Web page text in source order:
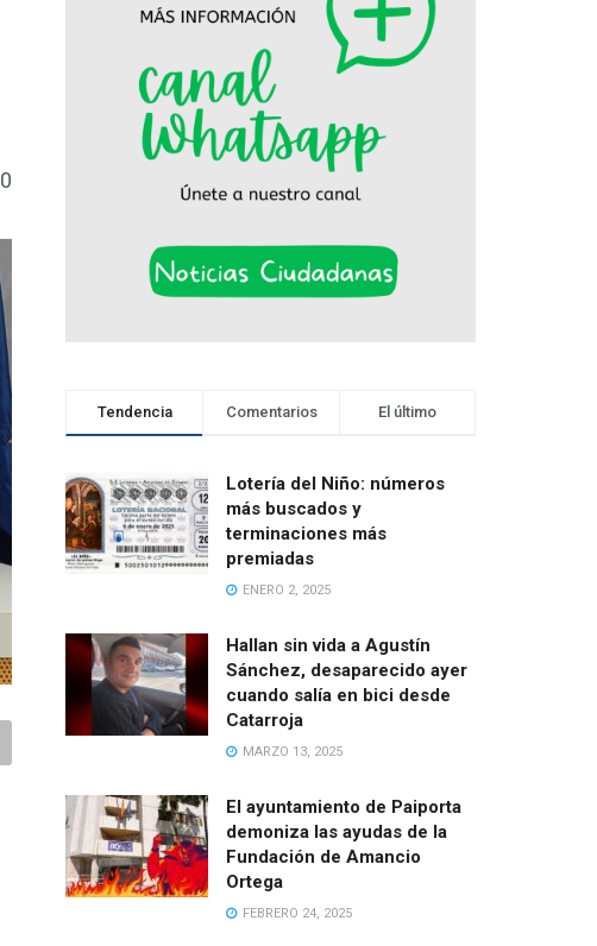
0
Tendencia Comentarios El último
Lotería del Niño: números
más buscados y
terminaciones más
premiadas
ENERO 2, 2025
Hallan sin vida a Agustín
Sánchez, desaparecido ayer
cuando salía en bici desde
Catarroja
MARZO 13, 2025
El ayuntamiento de Paiporta
demoniza las ayudas de la
Fundación de Amancio
Ortega
FEBRERO 24, 2025